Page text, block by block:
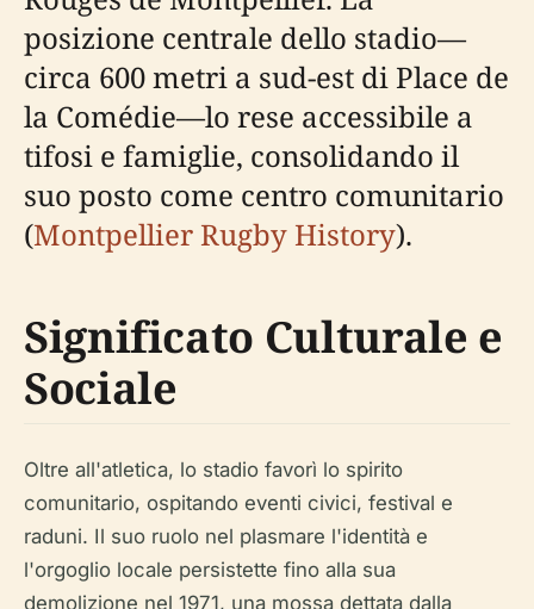
posizione centrale dello stadio—
circa 600 metri a sud-est di Place de
la Comédie—lo rese accessibile a
tifosi e famiglie, consolidando il
suo posto come centro comunitario
(Montpellier Rugby History).
Significato Culturale e
Sociale
Oltre all'atletica, lo stadio favorì lo spirito
comunitario, ospitando eventi civici, festival e
raduni. Il suo ruolo nel plasmare l'identità e
l'orgoglio locale persistette fino alla sua
demolizione nel 1971, una mossa dettata dalla